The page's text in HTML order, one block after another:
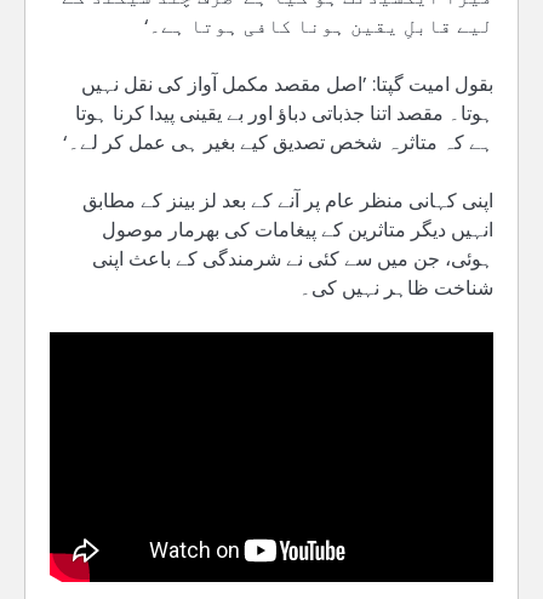
لیے قابلِ یقین ہونا کافی ہوتا ہے۔‘
بقول امیت گپتا: ’اصل مقصد مکمل آواز کی نقل نہیں
ہوتا۔ مقصد اتنا جذباتی دباؤ اور بے یقینی پیدا کرنا ہوتا
ہے کہ متاثرہ شخص تصدیق کیے بغیر ہی عمل کر لے۔‘
اپنی کہانی منظر عام پر آنے کے بعد لز بینز کے مطابق
انہیں دیگر متاثرین کے پیغامات کی بھرمار موصول
ہوئی، جن میں سے کئی نے شرمندگی کے باعث اپنی
شناخت ظاہر نہیں کی۔